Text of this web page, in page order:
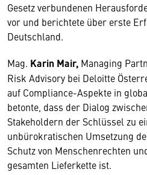
Gesetz verbundenen
vor und berichtete über erste
Deutschland.
Mag. Karin Mair, Managing
Risk Advisory bei Deloitte
auf Compliance-Aspekte in
betonte, dass der Dialog
Stakeholdern der Schlüssel zu
unbürokratischen Umsetzung
Schutz von Menschenrechten
gesamten Lieferkette ist.